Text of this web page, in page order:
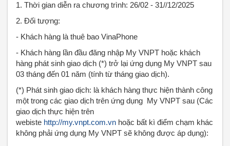
1. Thời gian diễn ra chương trình: 26/02 - 31//12/2025
2. Đối tượng:
- Khách hàng là thuê bao VinaPhone
- Khách hàng lần đầu đăng nhập My VNPT hoặc khách
hàng phát sinh giao dịch (*) trở lại ứng dụng My VNPT sau
03 tháng đến 01 năm (tính từ tháng giao dịch).
(*) Phát sinh giao dịch: là khách hàng thực hiện thành công
một trong các giao dịch trên ứng dụng My VNPT sau (Các
giao dịch thực hiện trên
webiste http://my.vnpt.com.vn hoặc bất kì điểm chạm khác
không phải ứng dụng My VNPT sẽ không được áp dụng):